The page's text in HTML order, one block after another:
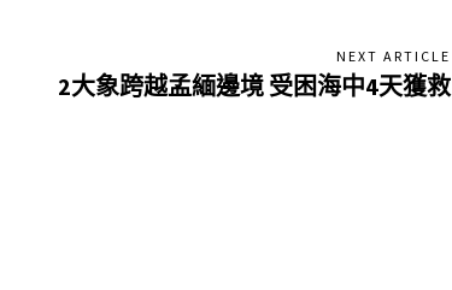
NEXT ARTICLE
2大象跨越孟緬邊境 受困海中4天獲救